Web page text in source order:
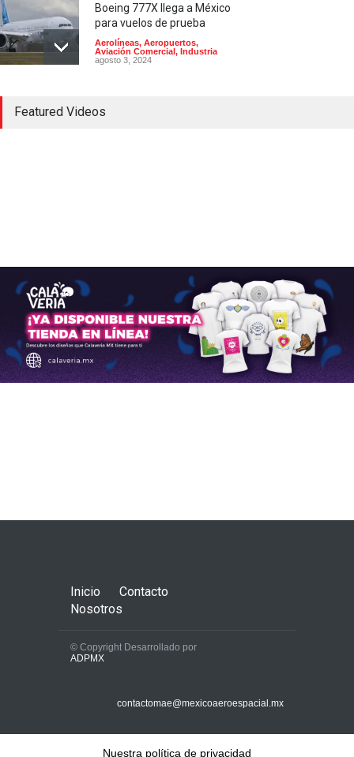
Boeing 777X llega a México
para vuelos de prueba
Aerolíneas, Aeropuertos,
Aviación Comercial, Industria
agosto 3, 2024
la producción del Global
Featured Videos
Inicio
Contacto
Nosotros
© Copyright Desarrollado por
ADPMX
contactomae@mexicoaeroespacial.mx
Nuestra política de privacidad